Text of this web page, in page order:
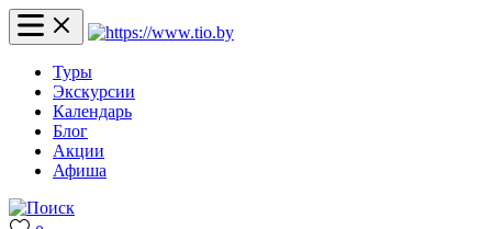
Туры
Экскурсии
Календарь
Блог
Акции
Афиша